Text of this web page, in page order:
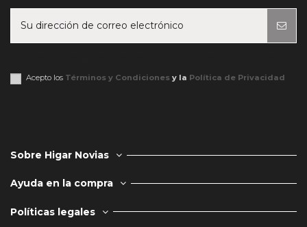
Acepto los Términos y Condiciones y la Política de Privacidad
Sobre Higar Novias
Ayuda en la compra
Políticas legales